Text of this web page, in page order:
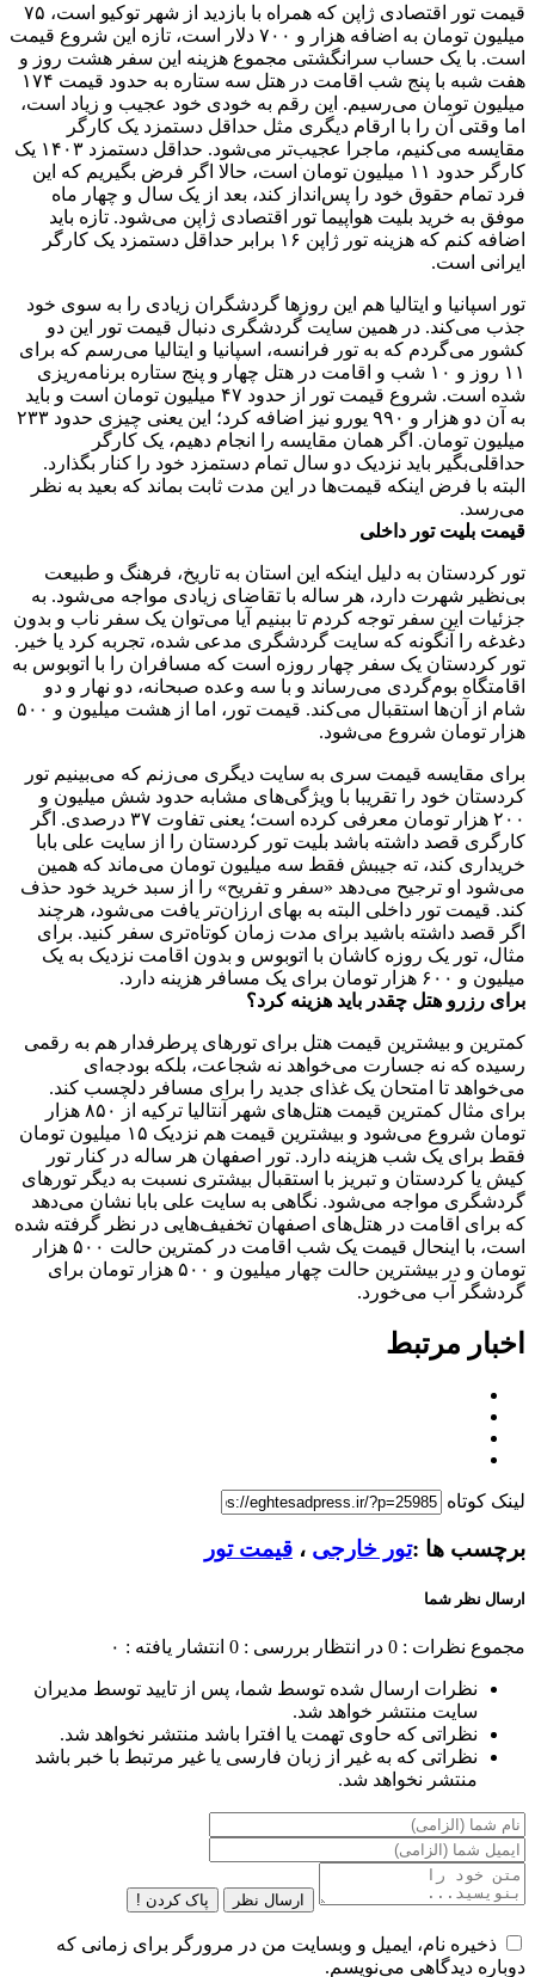
قیمت تور اقتصادی ژاپن که همراه با بازدید از شهر توکیو است، ۷۵
میلیون تومان به اضافه هزار و ۷۰۰ دلار است، تازه این شروع قیمت
است. با یک حساب سرانگشتی مجموع هزینه این سفر هشت روز و
هفت شبه با پنج شب اقامت در هتل سه ستاره به حدود قیمت ۱۷۴
میلیون تومان می‌رسیم. این رقم به خودی خود عجیب و زیاد است،
اما وقتی آن را با ارقام دیگری مثل حداقل دستمزد یک کارگر
مقایسه می‌کنیم، ماجرا عجیب‌تر می‌شود. حداقل دستمزد ۱۴۰۳ یک
کارگر حدود ۱۱ میلیون تومان است، حالا اگر فرض بگیریم که این
فرد تمام حقوق خود را پس‌انداز کند، بعد از یک سال و چهار ماه
موفق به خرید بلیت هواپیما تور اقتصادی ژاپن می‌شود. تازه باید
اضافه کنم که هزینه تور ژاپن ۱۶ برابر حداقل دستمزد یک کارگر
ایرانی است.
تور اسپانیا و ایتالیا هم این روز‌ها گردشگران زیادی را به سوی خود
جذب می‌کند. در همین سایت گردشگری دنبال قیمت تور این دو
کشور می‌گردم که به تور فرانسه، اسپانیا و ایتالیا می‌رسم که برای
۱۱ روز و ۱۰ شب و اقامت در هتل چهار و پنج ستاره برنامه‌ریزی
شده است. شروع قیمت تور از حدود ۴۷ میلیون تومان است و باید
به آن دو هزار و ۹۹۰ یورو نیز اضافه کرد؛ این یعنی چیزی حدود ۲۳۳
میلیون تومان. اگر همان مقایسه را انجام دهیم، یک کارگر
حداقلی‌بگیر باید نزدیک دو سال تمام دستمزد خود را کنار بگذارد.
البته با فرض اینکه قیمت‌ها در این مدت ثابت بماند که بعید به نظر
می‌رسد.
قیمت بلیت تور داخلی
تور کردستان به دلیل اینکه این استان به تاریخ، فرهنگ و طبیعت
بی‌نظیر شهرت دارد، هر ساله با تقاضای زیادی مواجه می‌شود. به
جزئیات این سفر توجه کردم تا ببنیم آیا می‌توان یک سفر ناب و بدون
دغدغه را آنگونه که سایت گردشگری مدعی شده، تجربه کرد یا خیر.
تور کردستان یک سفر چهار روزه است که مسافران را با اتوبوس به
اقامتگاه بوم‌گردی می‌رساند و با سه وعده صبحانه، دو نهار و دو
شام از آن‌ها استقبال می‌کند. قیمت تور، اما از هشت میلیون و ۵۰۰
هزار تومان شروع می‌شود.
برای مقایسه قیمت سری به سایت دیگری می‌زنم که می‌بینیم تور
کردستان خود را تقریبا با ویژگی‌های مشابه حدود شش میلیون و
۲۰۰ هزار تومان معرفی کرده است؛ یعنی تفاوت ۳۷ درصدی. اگر
کارگری قصد داشته باشد بلیت تور کردستان را از سایت علی بابا
خریداری کند، ته جیبش فقط سه میلیون تومان می‌ماند که همین
می‌شود او ترجیح می‌دهد «سفر و تفریح» را از سبد خرید خود حذف
کند. قیمت تور داخلی البته به بهای ارزان‌تر یافت می‌شود، هرچند
اگر قصد داشته باشید برای مدت زمان کوتاه‌تری سفر کنید. برای
مثال، تور یک روزه کاشان با اتوبوس و بدون اقامت نزدیک به یک
میلیون و ۶۰۰ هزار تومان برای یک مسافر هزینه دارد.
برای رزرو هتل چقدر باید هزینه کرد؟
کمترین و بیشترین قیمت هتل برای تور‌های پرطرفدار هم به رقمی
رسیده که نه جسارت می‌خواهد نه شجاعت، بلکه بودجه‌ای
می‌خواهد تا امتحان یک غذای جدید را برای مسافر دلچسب کند.
برای مثال کمترین قیمت هتل‌های شهر آنتالیا ترکیه از ۸۵۰ هزار
تومان شروع می‌شود و بیشترین قیمت هم نزدیک ۱۵ میلیون تومان
فقط برای یک شب هزینه دارد. تور اصفهان هر ساله در کنار تور
کیش یا کردستان و تبریز با استقبال بیشتری نسبت به دیگر تور‌های
گردشگری مواجه می‌شود. نگاهی به سایت علی بابا نشان می‌دهد
که برای اقامت در هتل‌های اصفهان تخفیف‌هایی در نظر گرفته شده
است، با اینحال قیمت یک شب اقامت در کمترین حالت ۵۰۰ هزار
تومان و در بیشترین حالت چهار میلیون و ۵۰۰ هزار تومان برای
گردشگر آب می‌خورد.
اخبار مرتبط
لینک کوتاه
برچسب ها :تور خارجی ، قیمت تور
ارسال نظر شما
مجموع نظرات : 0 در انتظار بررسی : 0 انتشار یافته : ۰
نظرات ارسال شده توسط شما، پس از تایید توسط مدیران
سایت منتشر خواهد شد.
نظراتی که حاوی تهمت یا افترا باشد منتشر نخواهد شد.
نظراتی که به غیر از زبان فارسی یا غیر مرتبط با خبر باشد
منتشر نخواهد شد.
ارسال نظر پاک کردن !
ذخیره نام، ایمیل و وبسایت من در مرورگر برای زمانی که
دوباره دیدگاهی می‌نویسم.